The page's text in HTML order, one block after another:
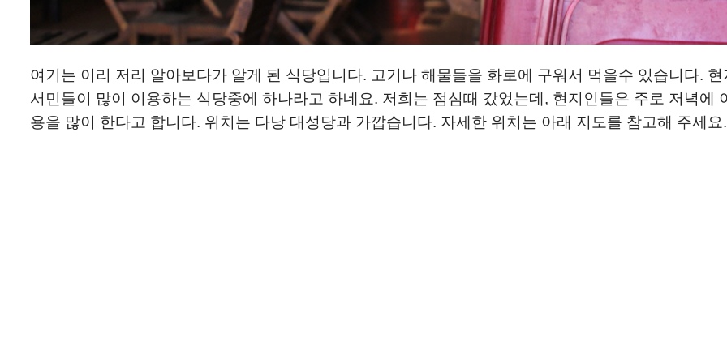
여기는 이리 저리 알아보다가 알게 된 식당입니다. 고기나 해물들을 화로에 구워서 먹을수 있습니다. 현
서민들이 많이 이용하는 식당중에 하나라고 하네요. 저희는 점심때 갔었는데, 현지인들은 주로 저녁에
용을 많이 한다고 합니다. 위치는 다낭 대성당과 가깝습니다. 자세한 위치는 아래 지도를 참고해 주세요.